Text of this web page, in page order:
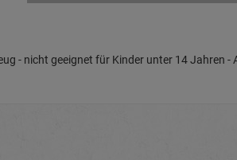
- nicht geeignet für Kinder unter 14 Jahren